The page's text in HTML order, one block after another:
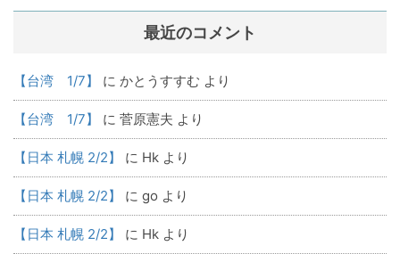
最近のコメント
【台湾 1/7】 に かとうすすむ より
【台湾 1/7】 に 菅原憲夫 より
【日本 札幌 2/2】 に Hk より
【日本 札幌 2/2】 に go より
【日本 札幌 2/2】 に Hk より